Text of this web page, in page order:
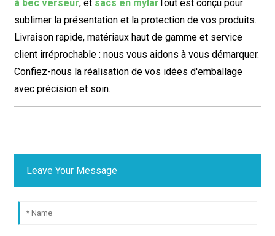
à bec verseur, et sacs en mylarTout est conçu pour
sublimer la présentation et la protection de vos produits.
Livraison rapide, matériaux haut de gamme et service
client irréprochable : nous vous aidons à vous démarquer.
Confiez-nous la réalisation de vos idées d'emballage
avec précision et soin.
Leave Your Message